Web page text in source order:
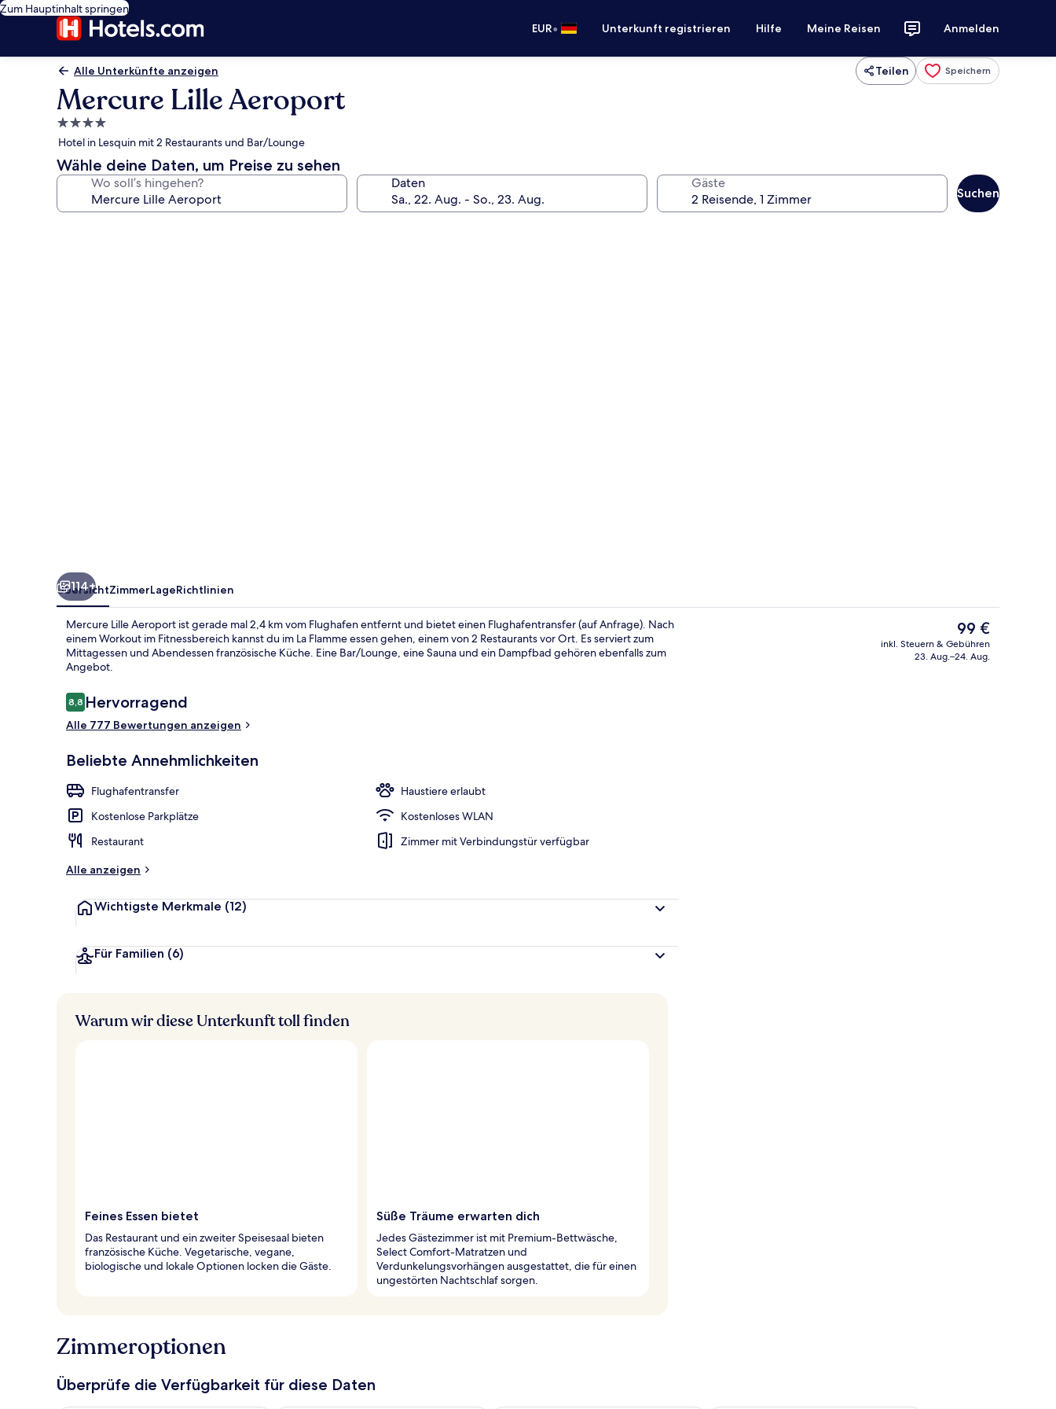
Zum Hauptinhalt springen
EUR• Unterkunft registrieren Hilfe Meine Reisen Anmelden
Alle Unterkünfte anzeigen Teilen Speichern
Mercure Lille Aeroport
4.0-
Sterne-
Unterkunft
Hotel in Lesquin mit 2 Restaurants und Bar/Lounge
Wähle deine Daten, um Preise zu sehen
Wo soll’s hingehen? Daten Gäste
Suchen
Tagungsbereich
114+
ÜbersichtZimmerLageRichtlinien
Mercure Lille Aeroport ist gerade mal 2,4 km vom Flughafen entfernt und bietet einen Flughafentransfer (auf Anfrage). Nach
einem Workout im Fitnessbereich kannst du im La Flamme essen gehen, einem von 2 Restaurants vor Ort. Es serviert zum
Mittagessen und Abendessen französische Küche. Eine Bar/Lounge, eine Sauna und ein Dampfbad gehören ebenfalls zum
Angebot.
Bewertungen
8,88,8 von 10.
Hervorragend
Alle 777 Bewertungen anzeigen
Beliebte Annehmlichkeiten
Flughafentransfer
Haustiere erlaubt
Kostenlose Parkplätze
Kostenloses WLAN
Restaurant
Zimmer mit Verbindungstür verfügbar
Alle anzeigen
Wichtigste Merkmale (12)
Für Familien (6)
Der
aktuelle
Preis
99 €
inkl. Steuern & Gebühren
23. Aug.–24. Aug.
Warum wir diese Unterkunft toll finden
Feines Essen bietet
Das Restaurant und ein zweiter Speisesaal bieten
französische Küche. Vegetarische, vegane,
biologische und lokale Optionen locken die Gäste.
Süße Träume erwarten dich
Jedes Gästezimmer ist mit Premium-Bettwäsche,
Select Comfort-Matratzen und
Verdunkelungsvorhängen ausgestattet, die für einen
ungestörten Nachtschlaf sorgen.
Zimmeroptionen
Überprüfe die Verfügbarkeit für diese Daten